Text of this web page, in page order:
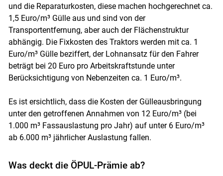
und die Reparaturkosten, diese machen hochgerechnet ca.
1,5 Euro/m³ Gülle aus und sind von der
Transportentfernung, aber auch der Flächenstruktur
abhängig. Die Fixkosten des Traktors werden mit ca. 1
Euro/m³ Gülle beziffert, der Lohnansatz für den Fahrer
beträgt bei 20 Euro pro Arbeitskraftstunde unter
Berücksichtigung von Nebenzeiten ca. 1 Euro/m³.
Es ist ersichtlich, dass die Kosten der Gülleausbringung
unter den getroffenen Annahmen von 12 Euro/m³ (bei
1.000 m³ Fassauslastung pro Jahr) auf unter 6 Euro/m³
ab 6.000 m³ jährlicher Auslastung fallen.
Was deckt die ÖPUL-Prämie ab?